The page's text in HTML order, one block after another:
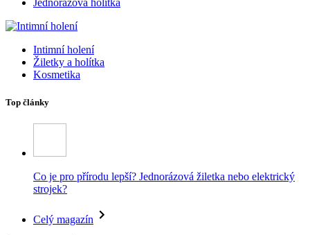
Jednorázová holítka
Intimní holení
Žiletky a holítka
Kosmetika
Top články
Co je pro přírodu lepší? Jednorázová žiletka nebo elektrický
strojek?
Celý magazín